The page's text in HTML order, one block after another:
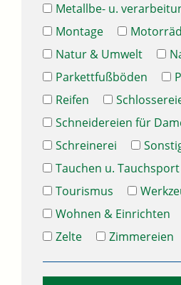
Metallbe- u.
Montage
Natur & Umwelt
Parkettfußböden
Reifen
Schneidereien für
Schreinerei
Tauchen u. Tauchsport
Tourismus
Wohnen & Einrichten
Zelte
Zimmereien